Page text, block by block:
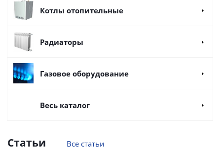
Котлы отопительные
Радиаторы
Газовое оборудование
Весь каталог
Статьи Все статьи